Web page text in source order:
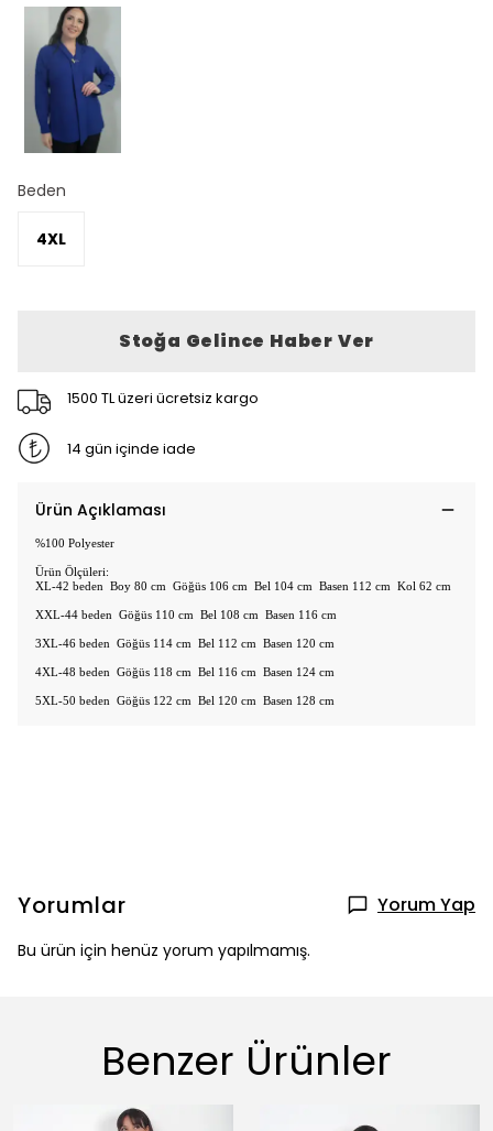
Beden
4XL
Stoğa Gelince Haber Ver
1500 TL üzeri ücretsiz kargo
14 gün içinde iade
Ürün Açıklaması
%100 Polyester
Ürün Ölçüleri:
XL-42 beden Boy 80 cm Göğüs 106 cm Bel 104 cm Basen 112 cm Kol 62 cm
XXL-44 beden Göğüs 110 cm Bel 108 cm Basen 116 cm
3XL-46 beden Göğüs 114 cm Bel 112 cm Basen 120 cm
4XL-48 beden Göğüs 118 cm Bel 116 cm Basen 124 cm
5XL-50 beden Göğüs 122 cm Bel 120 cm Basen 128 cm
Yorumlar Yorum Yap
Bu ürün için henüz yorum yapılmamış.
Benzer Ürünler